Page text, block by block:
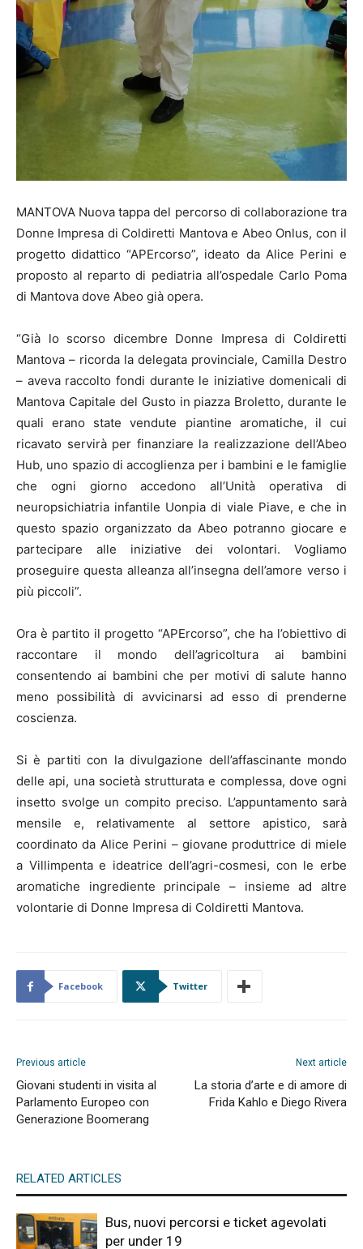
MANTOVA Nuova tappa del percorso di collaborazione tra
Donne Impresa di Coldiretti Mantova e Abeo Onlus, con il
progetto didattico “APErcorso”, ideato da Alice Perini e
proposto al reparto di pediatria all’ospedale Carlo Poma
di Mantova dove Abeo già opera.
“Già lo scorso dicembre Donne Impresa di Coldiretti
Mantova – ricorda la delegata provinciale, Camilla Destro
– aveva raccolto fondi durante le iniziative domenicali di
Mantova Capitale del Gusto in piazza Broletto, durante le
quali erano state vendute piantine aromatiche, il cui
ricavato servirà per finanziare la realizzazione dell’Abeo
Hub, uno spazio di accoglienza per i bambini e le famiglie
che ogni giorno accedono all’Unità operativa di
neuropsichiatria infantile Uonpia di viale Piave, e che in
questo spazio organizzato da Abeo potranno giocare e
partecipare alle iniziative dei volontari. Vogliamo
proseguire questa alleanza all’insegna dell’amore verso i
più piccoli”.
Ora è partito il progetto “APErcorso”, che ha l’obiettivo di
raccontare il mondo dell’agricoltura ai bambini
consentendo ai bambini che per motivi di salute hanno
meno possibilità di avvicinarsi ad esso di prenderne
coscienza.
Si è partiti con la divulgazione dell’affascinante mondo
delle api, una società strutturata e complessa, dove ogni
insetto svolge un compito preciso. L’appuntamento sarà
mensile e, relativamente al settore apistico, sarà
coordinato da Alice Perini – giovane produttrice di miele
a Villimpenta e ideatrice dell’agri-cosmesi, con le erbe
aromatiche ingrediente principale – insieme ad altre
volontarie di Donne Impresa di Coldiretti Mantova.
Facebook Twitter
Previous article
Giovani studenti in visita al
Parlamento Europeo con
Generazione Boomerang
Next article
La storia d’arte e di amore di
Frida Kahlo e Diego Rivera
RELATED ARTICLES
Bus, nuovi percorsi e ticket agevolati
per under 19